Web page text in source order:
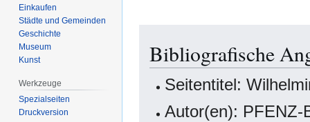
Navigation
springen
Suche
springen
Bibliografische
Seitentitel:
Autor(en): PFENZ-
Einkaufen
Städte und Gemeinden
Geschichte
Museum
Kunst
Werkzeuge
Spezialseiten
Druckversion